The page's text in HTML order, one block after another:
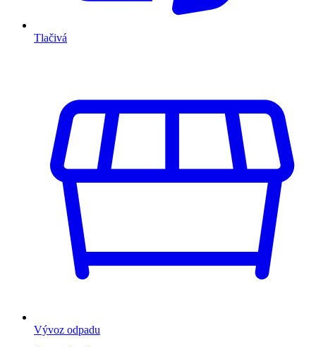
Tlačivá
Vývoz odpadu